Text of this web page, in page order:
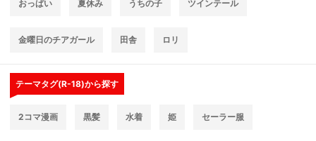
おっぱい 夏休み うちの子 ツインテール
金曜日のチアガール 田舎 ロリ
テーマタグ(R-18)から探す
2コマ漫画 黒髪 水着 姫 セーラー服